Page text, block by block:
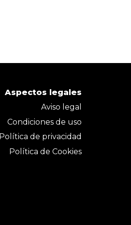
Aspectos legales
Aviso legal
Condiciones de uso
Política de privacidad
Política de Cookies